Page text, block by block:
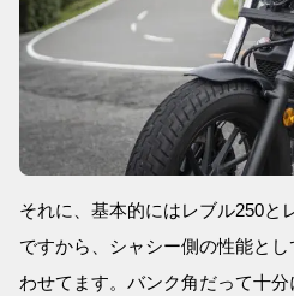
それに、基本的にはレブル250と
ですから、シャシー側の性能と
わせてます。バンク角だって十分